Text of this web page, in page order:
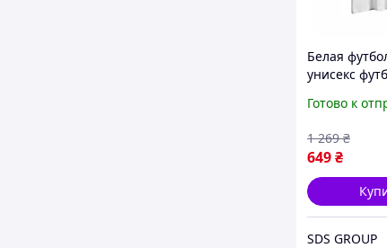
Белая
унисекс
Готово к
649₴
1 269 ₴
SDS GROUP